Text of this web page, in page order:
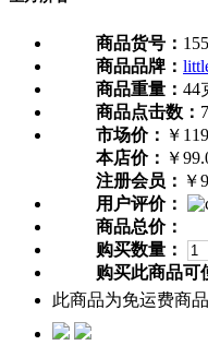
商品货号：
商品品牌：
商品重量： 44
商品点击数：
市场价： ￥
本店价： ￥
注册会员： ￥
用户评价：
商品总价：
购买数量：
购买此商品可
此商品为免运费商